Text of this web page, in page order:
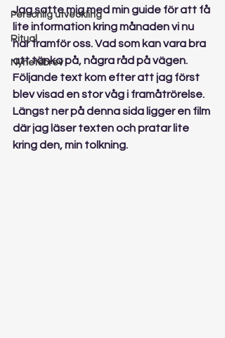
Personlig utveckling
Ritual
Nyhetsbrev
Jag satte mig med min guide för att få
lite information kring månaden vi nu
har framför oss. Vad som kan vara bra
att tänka på, några råd på vägen.
Följande text kom efter att jag först
blev visad en stor våg i framåtrörelse.
Längst ner på denna sida ligger en film
där jag läser texten och pratar lite
kring den, min tolkning.